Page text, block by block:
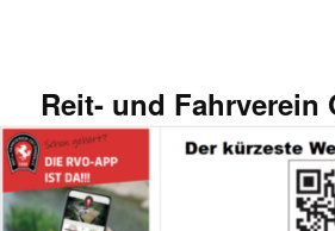
Reit- und Fahrverein